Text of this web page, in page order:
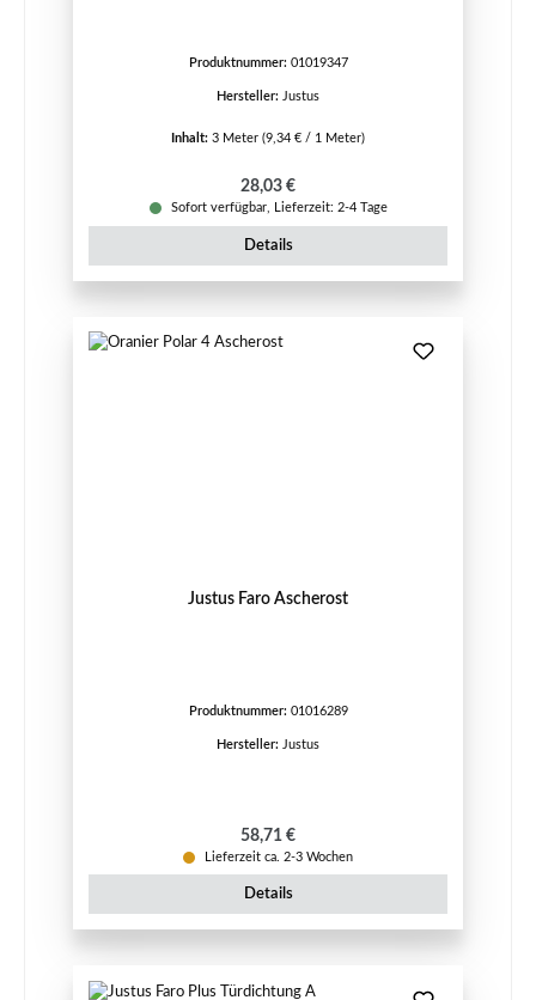
Produktnummer: 01019347
Hersteller: Justus
Inhalt: 3 Meter (9,34 € / 1 Meter)
Regulärer Preis:
28,03 €
Sofort verfügbar, Lieferzeit: 2-4 Tage
Details
Justus Faro Ascherost
Produktnummer: 01016289
Hersteller: Justus
Regulärer Preis:
58,71 €
Lieferzeit ca. 2-3 Wochen
Details